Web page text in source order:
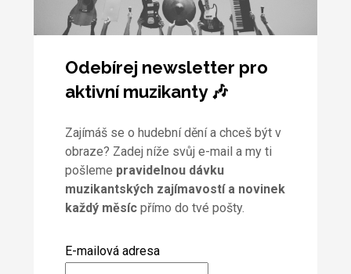
Odebírej newsletter pro
aktivní muzikanty 🎶
Zajímáš se o hudební dění a chceš být v
obraze? Zadej níže svůj e-mail a my ti
pošleme pravidelnou dávku
muzikantských zajímavostí a novinek
každý měsícpřímo do tvé pošty.
E-mailová adresa